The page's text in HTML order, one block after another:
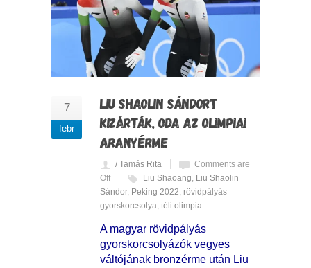
7
febr
LIU SHAOLIN SÁNDORT
KIZÁRTÁK, ODA AZ OLIMPIAI
ARANYÉRME
/ Tamás Rita
Comments are
Off
Liu Shaoang, Liu Shaolin
Sándor, Peking 2022, rövidpályás
gyorskorcsolya, téli olimpia
A magyar rövidpályás
gyorskorcsolyázók vegyes
váltójának bronzérme után Liu